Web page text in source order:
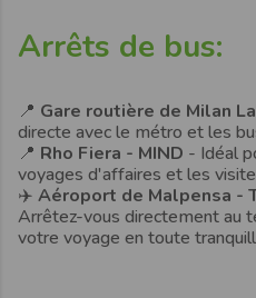
Arrêts de bus:
📍 Gare routière de Milan
directe avec le métro et les
📍 Rho Fiera - MIND - Idéal
voyages d'affaires et les
✈️ Aéroport de Malpensa -
Arrêtez-vous directement au
votre voyage en toute